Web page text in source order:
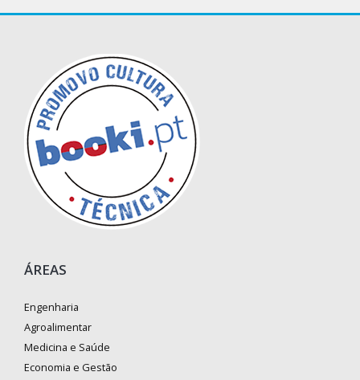
ÁREAS
Engenharia
Agroalimentar
Medicina e Saúde
Economia e Gestão